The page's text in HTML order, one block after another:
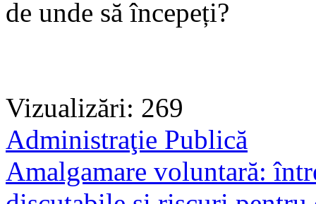
de unde să începeți?
Vizualizări: 269
Administraţie Publică
Amalgamare voluntară: